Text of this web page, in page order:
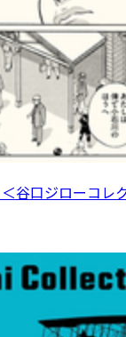
谷口ジローコレ